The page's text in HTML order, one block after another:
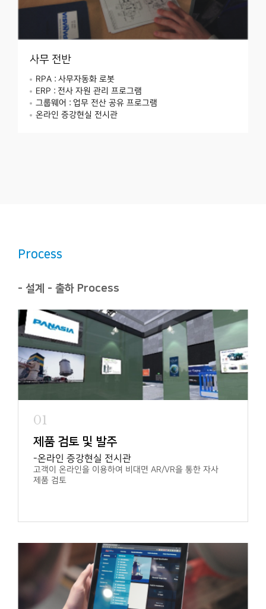
사무 전반
RPA : 사무자동화 로봇
ERP : 전사 자원 관리 프로그램
그룹웨어 : 업무 전산 공유 프로그램
온라인 증강현실 전시관
Process
- 설계 - 출하 Process
01
제품 검토 및 발주
온라인 증강현실 전시관
고객이 온라인을 이용하여 비대면AR/VR을 통한 자사
제품 검토